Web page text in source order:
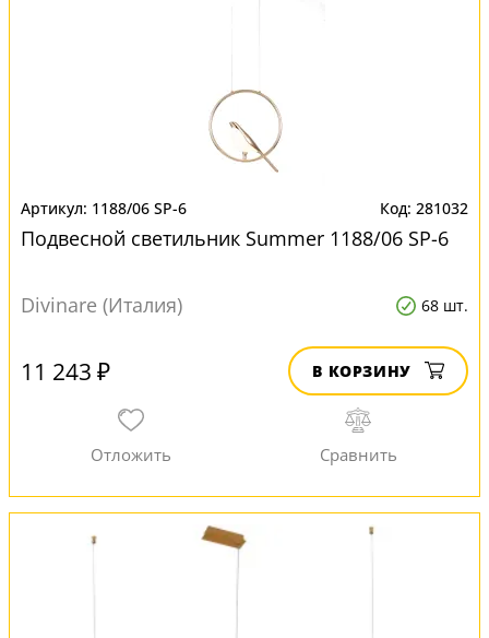
1188/06 SP-6 281032
Подвесной светильник Summer 1188/06 SP-6
Divinare (Италия) 68 шт.
11 243 ₽ В КОРЗИНУ